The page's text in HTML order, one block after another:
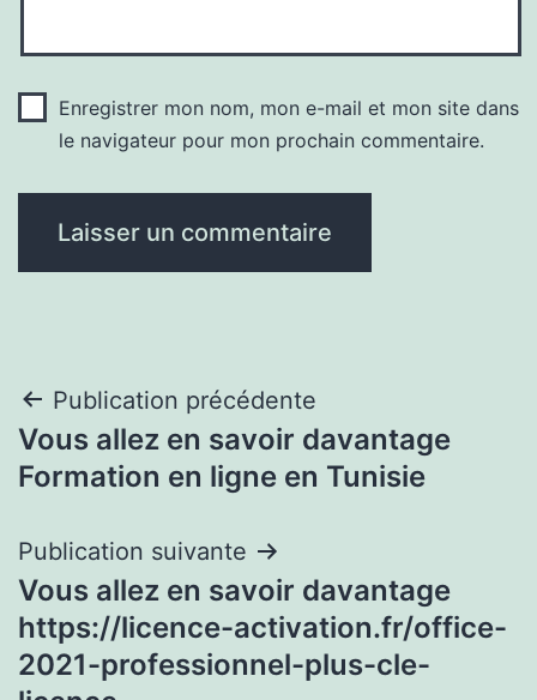
Enregistrer mon nom, mon e-mail et mon site dans
le navigateur pour mon prochain commentaire.
Navigation
de
Publication précédente
Vous allez en savoir davantage
Formation en ligne en Tunisie
Publication suivante
Vous allez en savoir davantage
https://licence-activation.fr/office-
2021-professionnel-plus-cle-